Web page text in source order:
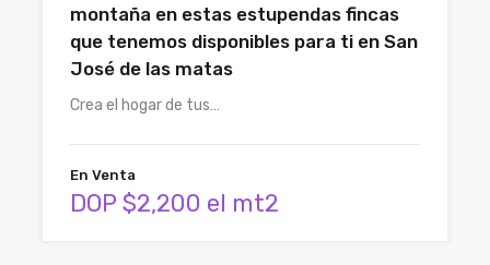
montaña en estas estupendas fincas
que tenemos disponibles para ti en San
José de las matas
Crea el hogar de tus…
En Venta
DOP $2,200 el mt2